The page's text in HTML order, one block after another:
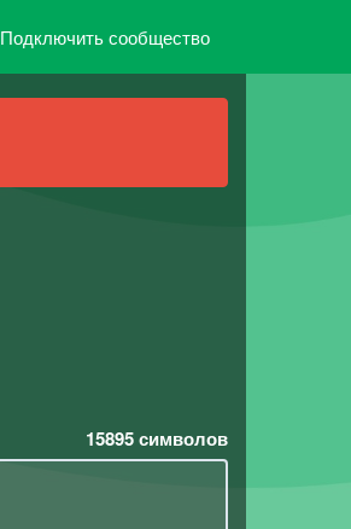
Подключить сообщество
15895символов